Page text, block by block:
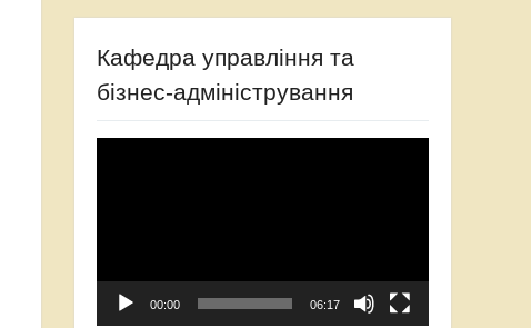
Кафедра управління та
бізнес-адміністрування
00:00 06:17